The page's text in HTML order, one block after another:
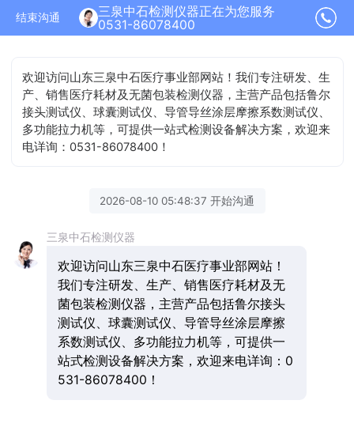
结束沟通
三泉中石检测仪器正在为您服务
0531-86078400
欢迎访问山东三泉中石医疗事业部网站！我们专注研发、生
产、销售医疗耗材及无菌包装检测仪器，主营产品包括鲁尔
接头测试仪、球囊测试仪、导管导丝涂层摩擦系数测试仪、
多功能拉力机等，可提供一站式检测设备解决方案，欢迎来
电详询：0531-86078400！
2026-08-10 05:48:37 开始沟通
三泉中石检测仪器
欢迎访问山东三泉中石医疗事业部网站！
我们专注研发、生产、销售医疗耗材及无
菌包装检测仪器，主营产品包括鲁尔接头
测试仪、球囊测试仪、导管导丝涂层摩擦
系数测试仪、多功能拉力机等，可提供一
站式检测设备解决方案，欢迎来电详询：0
531-86078400！